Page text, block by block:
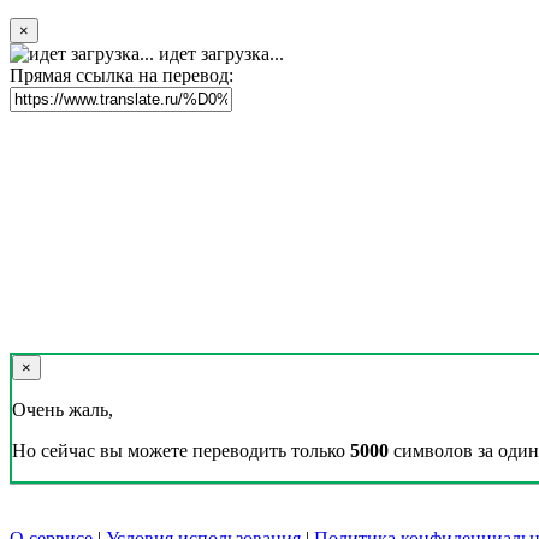
×
идет загрузка...
Прямая ссылка на перевод:
×
Очень жаль,
Но сейчас вы можете переводить только 5000 символов за один